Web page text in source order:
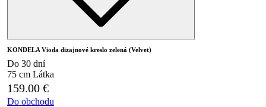
KONDELA Vioda dizajnové kreslo zelená (Velvet)
Do 30 dní
75 cm Látka
159.00 €
Do obchodu